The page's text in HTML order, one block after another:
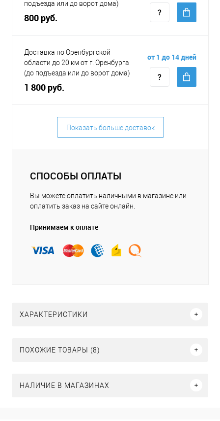
подъезда или до ворот дома)
800 руб.
Доставка по Оренбургской
области до 20 км от г. Оренбурга
(до подъезда или до ворот дома)
1 800 руб.
от 1 до 14 дней
Показать больше доставок
СПОСОБЫ ОПЛАТЫ
Вы можете оплатить наличными в магазине или
оплатить заказ на сайте онлайн.
Принимаем к оплате
ХАРАКТЕРИСТИКИ
ПОХОЖИЕ ТОВАРЫ (8)
НАЛИЧИЕ В МАГАЗИНАХ